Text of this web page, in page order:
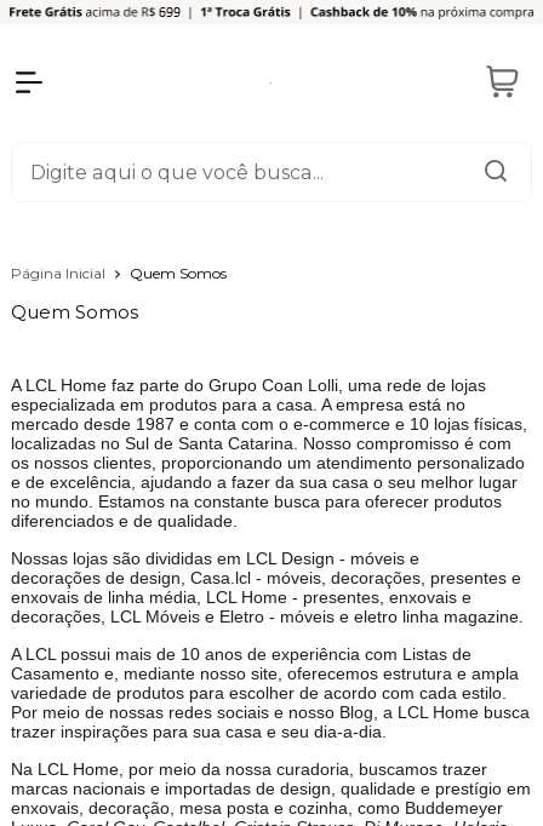
Página Inicial Quem Somos
Quem Somos
A LCL Home faz parte do Grupo Coan Lolli, uma rede de lojas
especializada em produtos para a casa. A empresa está no
mercado desde 1987 e conta com o e-commerce e 10 lojas físicas,
localizadas no Sul de Santa Catarina. Nosso compromisso é com
os nossos clientes, proporcionando um atendimento personalizado
e de excelência, ajudando a fazer da sua casa o seu melhor lugar
no mundo. Estamos na constante busca para oferecer produtos
diferenciados e de qualidade.
Nossas lojas são divididas em LCL Design - móveis e
decorações de design, Casa.lcl - móveis, decorações, presentes e
enxovais de linha média, LCL Home - presentes, enxovais e
decorações, LCL Móveis e Eletro - móveis e eletro linha magazine.
A LCL possui mais de 10 anos de experiência com Listas de
Casamento e, mediante nosso site, oferecemos estrutura e ampla
variedade de produtos para escolher de acordo com cada estilo.
Por meio de nossas redes sociais e nosso Blog, a LCL Home busca
trazer inspirações para sua casa e seu dia-a-dia.
Na LCL Home, por meio da nossa curadoria, buscamos trazer
marcas nacionais e importadas de design, qualidade e prestígio em
enxovais, decoração, mesa posta e cozinha, como Buddemeyer